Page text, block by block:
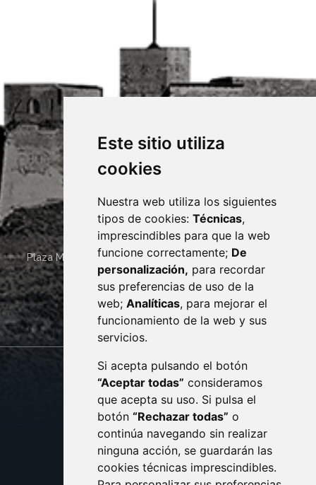
Este sitio utiliza
cookies
Nuestra web utiliza los siguientes
tipos de cookies: Técnicas,
imprescindibles para que la web
funcione correctamente; De
personalización, para recordar
sus preferencias de uso de la
web; Analíticas, para mejorar el
funcionamiento de la web y sus
servicios.
Si acepta pulsando el botón
“Aceptar todas” consideramos
que acepta su uso. Si pulsa el
botón “Rechazar todas” o
continúa navegando sin realizar
ninguna acción, se guardarán las
cookies técnicas imprescindibles.
Plaza Mayor 4 22400 MONZÓN - ARAGÓN (ESPAÑA)
· (34) 974 400 700 ·
sac@monzon.es
monzon.es
CONTACTO
AVISO LEGAL
PROTECCIÓN DE DATOS
POLÍTICA DE COOKIES
ACCESIBILIDAD
ENLACE EXTERNO AL